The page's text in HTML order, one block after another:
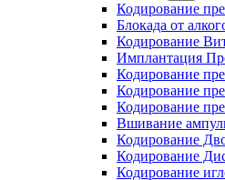
Кодирование
Блокада от
Кодирование
Имплантация
Кодирование
Кодирование
Кодирование
Вшивание
Кодирование
Кодирование
Кодирование